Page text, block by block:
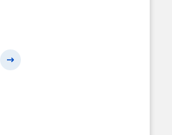
Наступний слайд